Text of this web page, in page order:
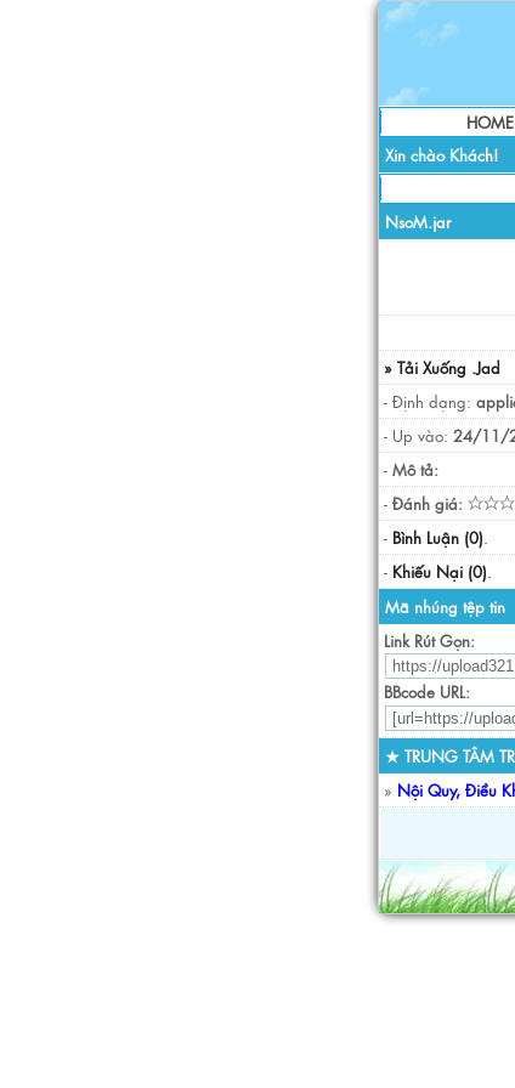
HOME
Xin chào Khách!
NsoM.jar
» Tải Xuống .Jad
- Định dạng:
- Up vào: 24/11/
- Mô tả:
- Đánh giá:
- Bình Luận (0).
- Khiếu Nại (0).
Mã nhúng tệp tin
Link Rút Gọn:
BBcode URL:
★ TRUNG TÂM
» Nội Quy, Điều